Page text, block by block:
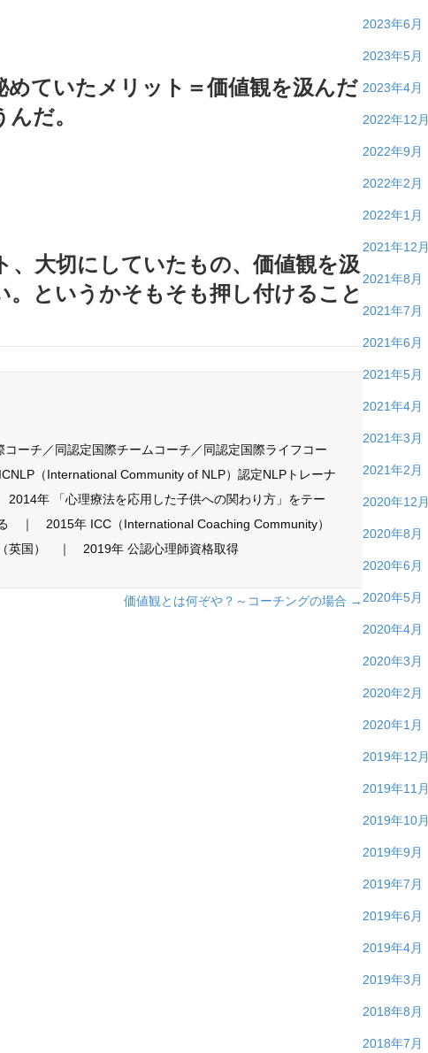
めていたメリット＝価値観を汲んだ
だ。
、大切にしていたもの、価値観を汲
。というかそもそも押し付けること
ーチ／同認定国際チームコーチ／同認定国際ライフコー
（International Community of NLP）認定NLPトレーナ
年 「心理療法を応用した子供への関わり方」をテー
｜ 2015年 ICC（International Coaching Community）
英国） ｜ 2019年 公認心理師資格取得
価値観とは何ぞや？～コーチングの場合 →
2023年6月
2023年5月
2023年4月
2022年12月
2022年9月
2022年2月
2022年1月
2021年12月
2021年8月
2021年7月
2021年6月
2021年5月
2021年4月
2021年3月
2021年2月
2020年12月
2020年8月
2020年6月
2020年5月
2020年4月
2020年3月
2020年2月
2020年1月
2019年12月
2019年11月
2019年10月
2019年9月
2019年7月
2019年6月
2019年4月
2019年3月
2018年8月
2018年7月